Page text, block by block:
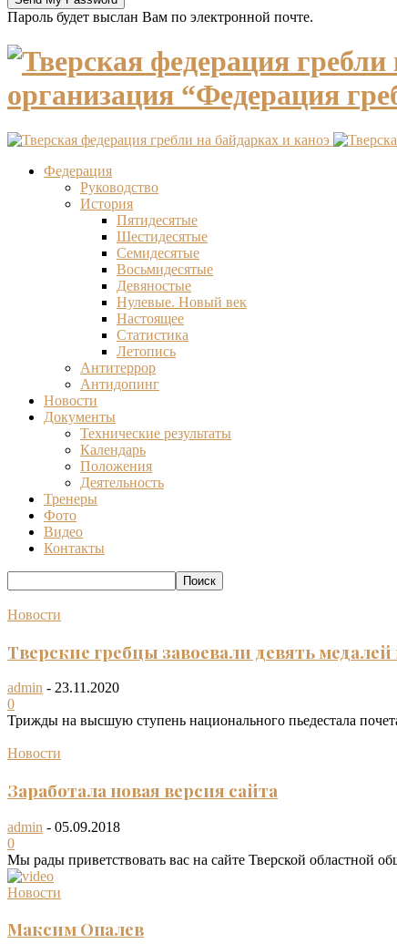
Пароль будет выслан Вам по электронной почте.
организация “Федерация
Федерация
Руководство
История
Пятидесятые
Шестидесятые
Семидесятые
Восьмидесятые
Девяностые
Нулевые. Новый век
Настоящее
Статистика
Летопись
Антитеррор
Антидопинг
Новости
Документы
Технические результаты
Календарь
Положения
Деятельность
Тренеры
Фото
Видео
Контакты
Новости
Тверские гребцы завоевали девять
admin - 23.11.2020
0
Трижды на высшую ступень национального пьедестала
Новости
Заработала новая версия сайта
admin - 05.09.2018
0
Мы рады приветствовать вас на сайте Тверской областной
Новости
Максим Опалев